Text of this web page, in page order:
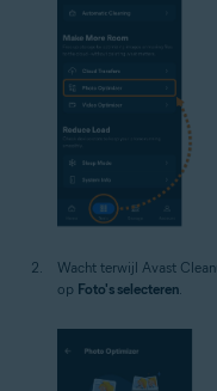
Wacht terwijl Avast
op Foto's selecteren.